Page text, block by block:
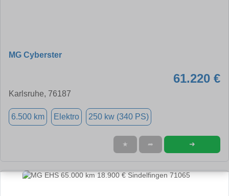
MG Cyberster
61.220 €
Karlsruhe, 76187
6.500 km Elektro 250 kw (340 PS)
★ ➦ ➜